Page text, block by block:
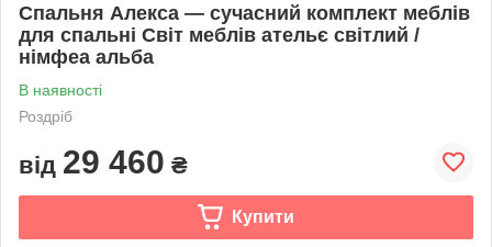
Спальня Алекса — сучасний комплект меблів
для спальні Світ меблів ательє світлий /
німфеа альба
В наявності
Роздріб
від 29 460 ₴
Купити